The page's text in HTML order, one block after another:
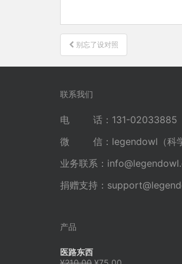
文
章
导
别忘了设对照
联系我们
电 话：131-02033885
微 信：legendowl（科学
业务联系：
捐赠支持：
产品
医路东西
原